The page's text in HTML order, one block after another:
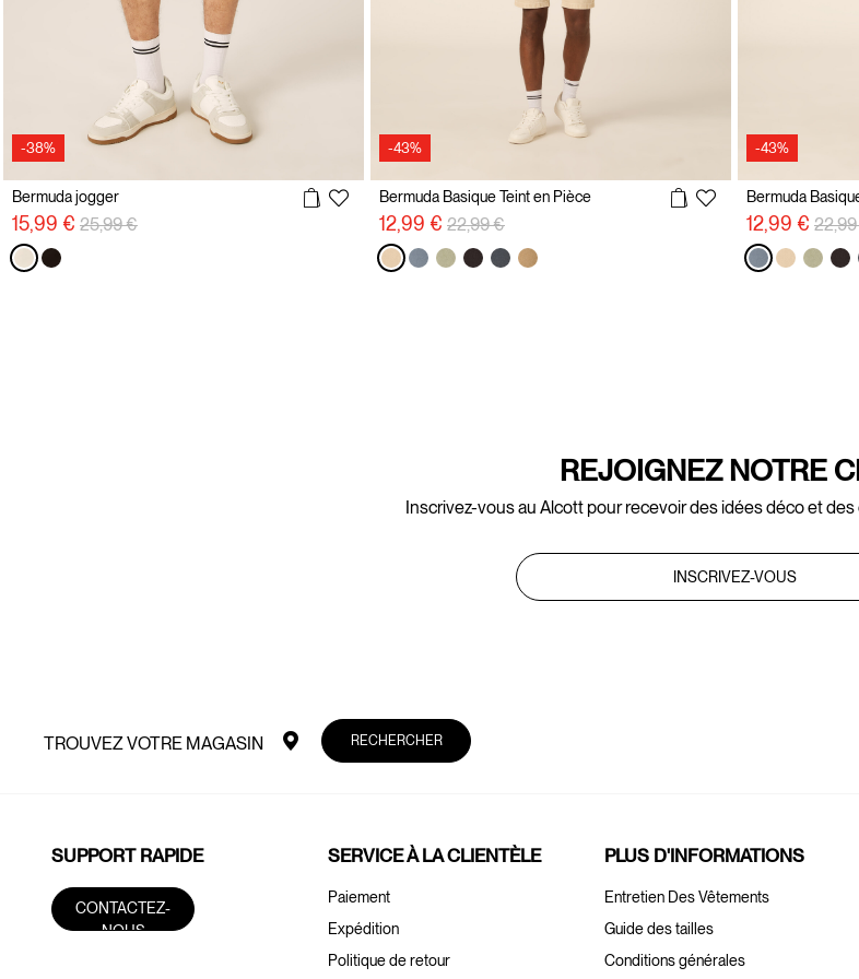
-38%
Bermuda jogger
15,99 € Prix réduit de
25,99 €
-43%
Bermuda Basique Teint en Pièce
12,99 € Prix réduit de
22,99 €
-43%
Bermuda
12,99 € Prix
REJOIGNEZ NOTRE
Inscrivez-vous au Alcott pour recevoir des idées déco et
INSCRIVEZ-VOUS
TROUVEZ VOTRE MAGASIN RECHERCHER
SUPPORT RAPIDE
CONTACTEZ-
NOUS
SERVICE À LA CLIENTÈLE
Paiement
Expédition
Politique de retour
PLUS D'INFORMATIONS
Entretien Des Vêtements
Guide des tailles
Conditions générales